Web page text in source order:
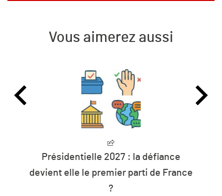
Vous aimerez aussi
Présidentielle 2027 : la défiance
devient elle le premier parti de France
?